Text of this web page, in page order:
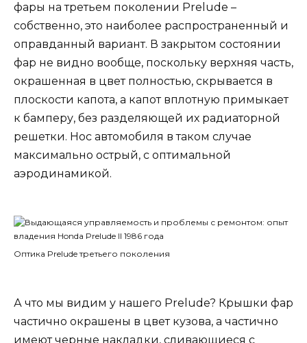
фары на третьем поколении Prelude –
собственно, это наиболее распространенный и
оправданный вариант. В закрытом состоянии
фар не видно вообще, поскольку верхняя часть,
окрашенная в цвет полностью, скрывается в
плоскости капота, а капот вплотную примыкает
к бамперу, без разделяющей их радиаторной
решетки. Нос автомобиля в таком случае
максимально острый, с оптимальной
аэродинамикой.
Оптика Prelude третьего поколения
А что мы видим у нашего Prelude? Крышки фар
частично окрашены в цвет кузова, а частично
имеют черные накладки, сливающиеся с